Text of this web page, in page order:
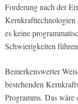
Forderung nach der
Kernkrafttechnologien
es keine
Schwierigkeiten
Bemerkenswerter
bestehenden
Programms. Das